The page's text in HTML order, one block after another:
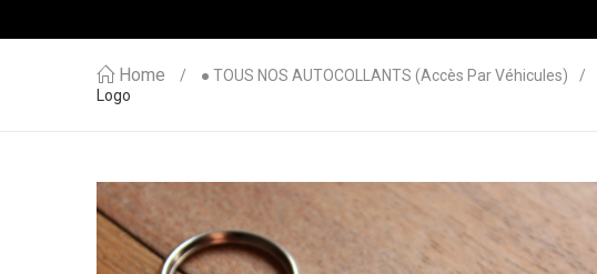
Home ● TOUS NOS AUTOCOLLANTS (accès Par Véhicules)
Logo